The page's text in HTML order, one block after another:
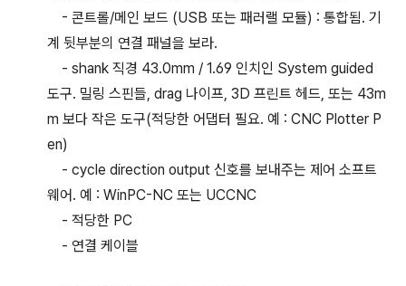
- 콘트롤/메인 보드 (USB 또는 패러랠 모듈) : 통합됨. 기
계 뒷부분의 연결 패널을 보라.
- shank 직경 43.0mm / 1.69 인치인 System guided
도구. 밀링 스핀들, drag 나이프, 3D 프린트 헤드, 또는 43m
m 보다 작은 도구(적당한 어댑터 필요. 예 : CNC Plotter P
en)
- cycle direction output 신호를 보내주는 제어 소프트
웨어. 예 : WinPC-NC 또는 UCCNC
- 적당한 PC
- 연결 케이블